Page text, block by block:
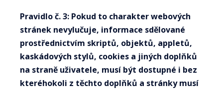
Pravidlo č. 3: Pokud to charakter webových
stránek nevylučuje, informace sdělované
prostřednictvím skriptů, objektů, appletů,
kaskádových stylů, cookies a jiných doplňků
na straně uživatele, musí být dostupné i bez
kteréhokoli z těchto doplňků a stránky musí